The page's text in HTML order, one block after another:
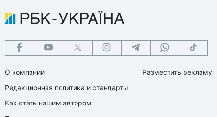
О компании
Редакционная политика и стандарты
Как стать нашим автором
Разместить рекламу